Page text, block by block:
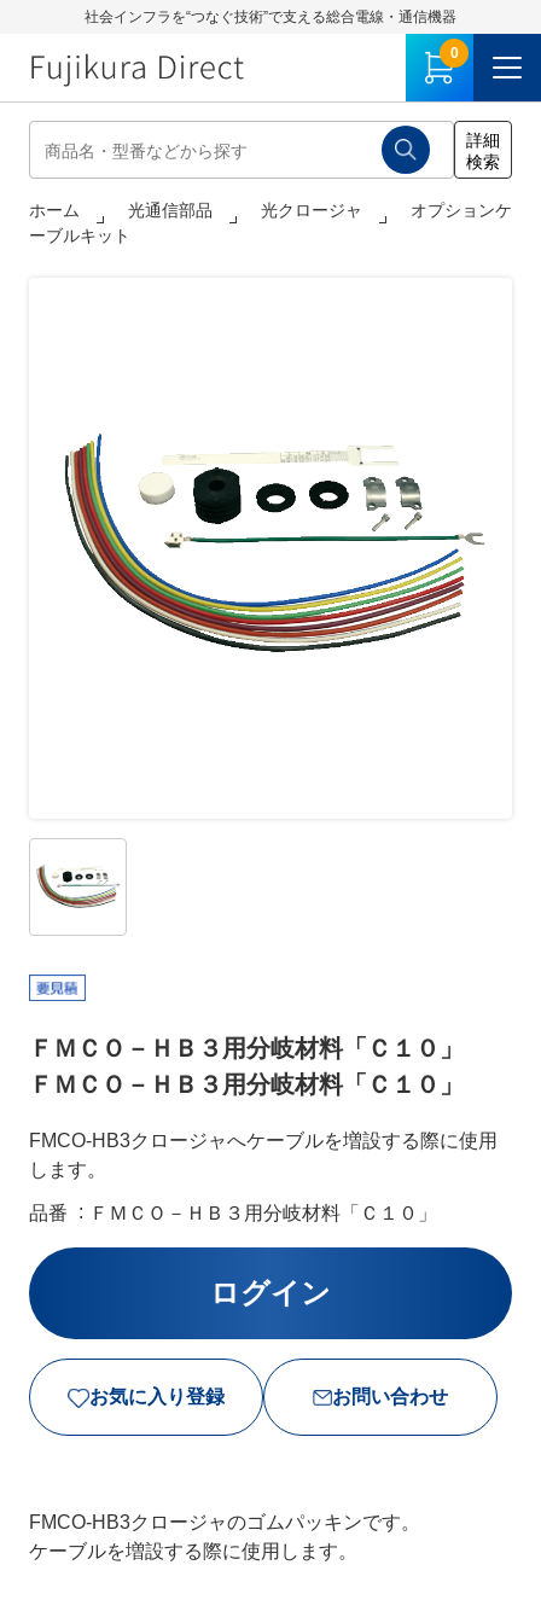
社会インフラを“つなぐ技術”で支える総合電線・通信機器
0
ホーム 光通信部品 光クロージャ
オプションケ
ーブルキット
ＦＭＣＯ－ＨＢ３用分岐材料「Ｃ１０」
ＦＭＣＯ－ＨＢ３用分岐材料「Ｃ１０」
FMCO-HB3クロージャへケーブルを増設する際に使用
します。
品番 ＦＭＣＯ－ＨＢ３用分岐材料「Ｃ１０」
お気に入り登録 お問い合わせ
FMCO-HB3クロージャのゴムパッキンです。
ケーブルを増設する際に使用します。